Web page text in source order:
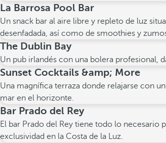
La Barrosa Pool Bar
Un snack bar al aire libre y repleto de luz
desenfadada, así como de smoothies y
The Dublin Bay
Un pub irlandés con una bolera profesional,
Sunset Cocktails &amp; More
Una magnífica terraza donde relajarse con
mar en el horizonte.
Bar Prado del Rey
El bar Prado del Rey tiene todo lo necesario
exclusividad en la Costa de la Luz.